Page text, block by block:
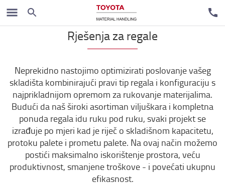
Rješenja za regale
Neprekidno nastojimo optimizirati poslovanje vašeg
skladišta kombinirajući pravi tip regala i konfiguraciju s
najprikladnijom opremom za rukovanje materijalima.
Budući da naš široki asortiman viljuškara i kompletna
ponuda regala idu ruku pod ruku, svaki projekt se
izrađuje po mjeri kad je riječ o skladišnom kapacitetu,
protoku palete i prometu palete. Na ovaj način možemo
postići maksimalno iskorištenje prostora, veću
produktivnost, smanjene troškove - i povećati ukupnu
efikasnost.